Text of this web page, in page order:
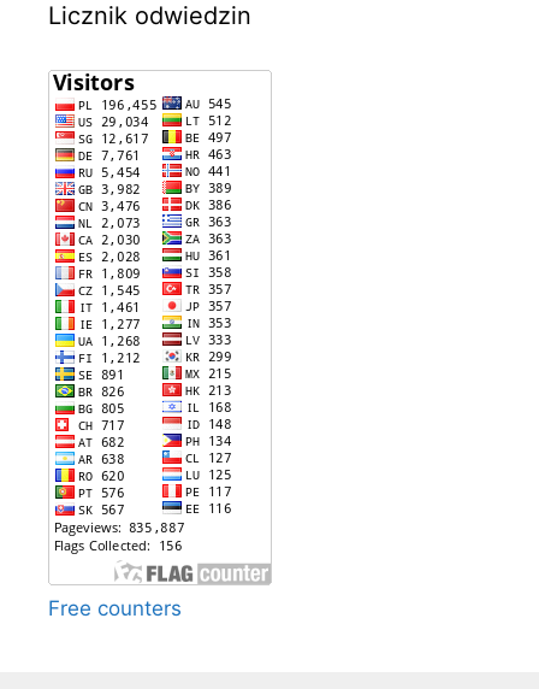
Licznik odwiedzin
Free counters